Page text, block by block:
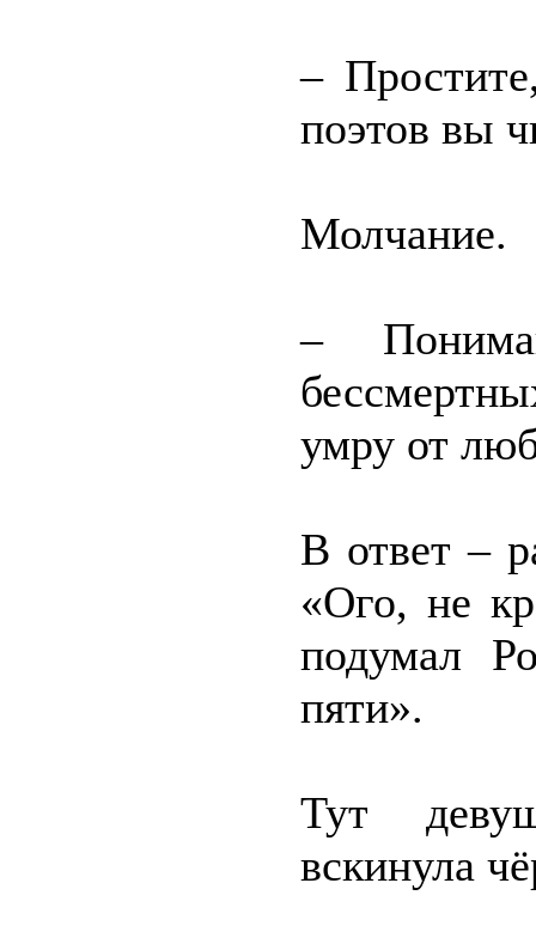
–
поэтов вы
Молчание.
–
умру от
В ответ –
«Ого, не
подумал
пяти».
Тут
вскинула